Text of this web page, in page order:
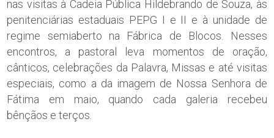
nas visitas à Cadeia Pública Hildebrando de Souza, às
penitenciárias estaduais PEPG I e II e à unidade de
regime semiaberto na Fábrica de Blocos. Nesses
encontros, a pastoral leva momentos de oração,
cânticos, celebrações da Palavra, Missas e até visitas
especiais, como a da imagem de Nossa Senhora de
Fátima em maio, quando cada galeria recebeu
bênçãos e terços.